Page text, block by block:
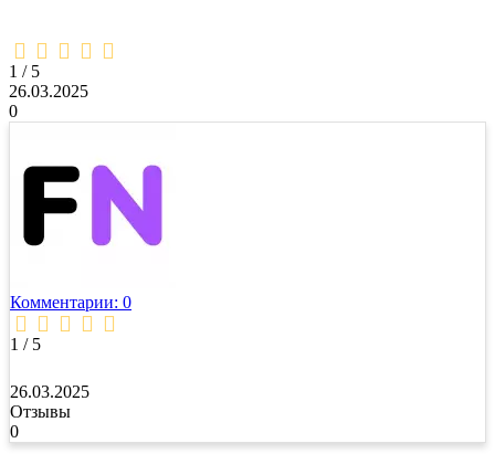
1,0
rating
1 / 5
26.03.2025
0
Комментарии: 0
1 / 5
26.03.2025
Отзывы
0